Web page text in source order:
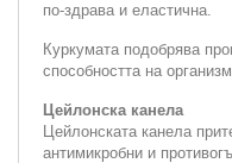
по-здрава и еластична.
Куркумата подобрява
способността на
Цейлонска канела
Цейлонската канела
антимикробни и